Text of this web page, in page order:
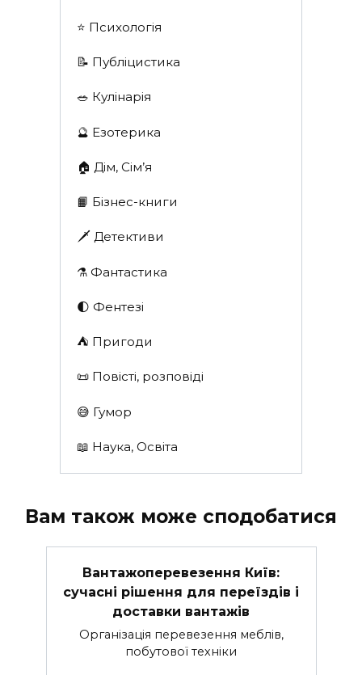
⭐️ Психологія
📝 Публіцистика
🥗 Кулінарія
🔮 Езотерика
🏠 Дім, Сім’я
📙 Бізнес-книги
🗡 Детективи
⚗️ Фантастика
🌓 Фентезі
⛺️ Пригоди
📜 Повісті, розповіді
😅 Гумор
📖 Наука, Освіта
Вам також може сподобатися
Вантажоперевезення Київ:
сучасні рішення для переїздів і
доставки вантажів
Організація перевезення меблів,
побутової техніки